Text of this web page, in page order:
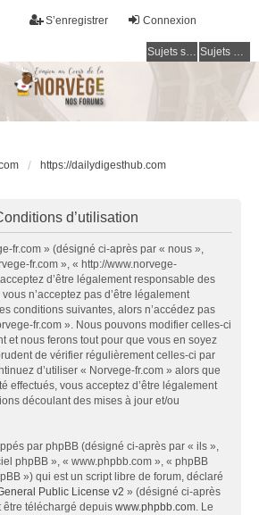
Connexion
S’enregistrer
Sujets sans réponse Sujets actifs
https://dailydigesthub.com
d’utilisation
fr.com » (désigné ci-après par « nous »,
fr.com », « http://www.norvege-
d’être légalement responsable des
n’acceptez pas d’être légalement
conditions suivantes, alors n’accédez pas
fr.com ». Nous pouvons modifier celles-ci
et nous ferons tout pour que vous en soyez
de vérifier régulièrement celles-ci par
d’utiliser « Norvege-fr.com » alors que
effectués, vous acceptez d’être légalement
découlant des mises à jour et/ou
par phpBB (désigné ci-après par « ils »,
phpBB », « www.phpbb.com », « phpBB
») qui est un script libre de forum, déclaré
Public License v2 » (désigné ci-après
être téléchargé depuis www.phpbb.com. Le